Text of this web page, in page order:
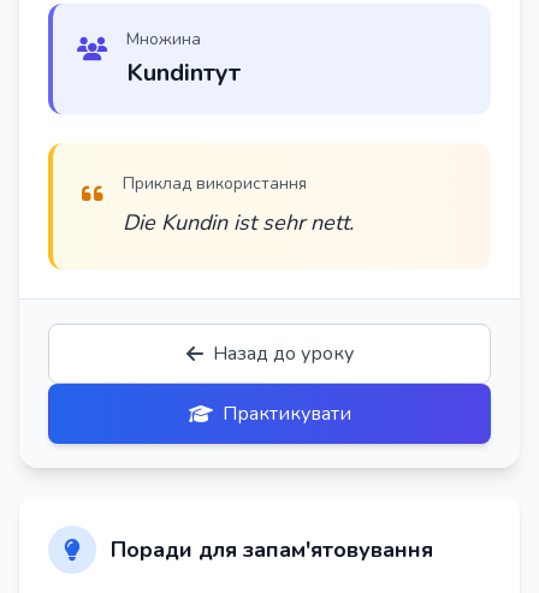
Множина
Kundinтут
Приклад використання
Die Kundin ist sehr nett.
Назад до уроку
Практикувати
Поради для запам'ятовування